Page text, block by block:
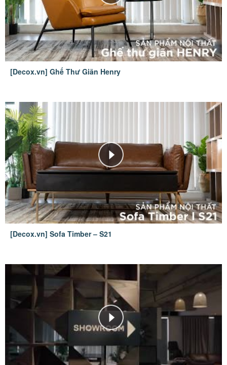
[Decox.vn] Ghế Thư Giãn Henry
[Decox.vn] Sofa Timber – S21